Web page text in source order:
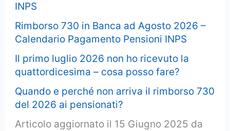
INPS
Rimborso 730 in Banca ad Agosto 2026 –
Calendario Pagamento Pensioni INPS
Il primo luglio 2026 non ho ricevuto la
quattordicesima – cosa posso fare?
Quando e perché non arriva il rimborso 730
del 2026 ai pensionati?
Articolo aggiornato il 15 Giugno 2025 da